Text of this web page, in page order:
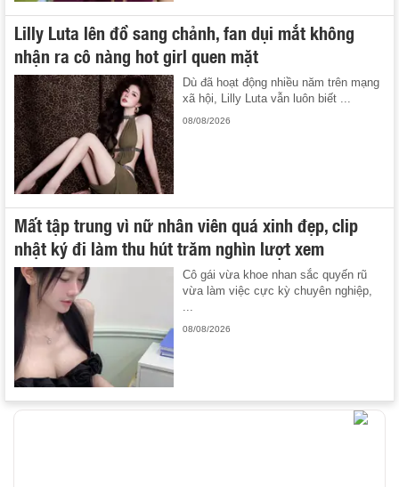
Lilly Luta lên đồ sang chảnh, fan dụi mắt không
nhận ra cô nàng hot girl quen mặt
Dù đã hoạt động nhiều năm trên mạng
xã hội, Lilly Luta vẫn luôn biết ...
08/08/2026
Mất tập trung vì nữ nhân viên quá xinh đẹp, clip
nhật ký đi làm thu hút trăm nghìn lượt xem
Cô gái vừa khoe nhan sắc quyến rũ
vừa làm việc cực kỳ chuyên nghiệp,
...
08/08/2026